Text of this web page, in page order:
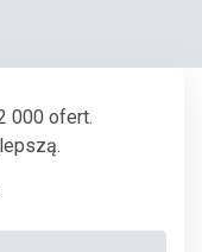
000 ofert.